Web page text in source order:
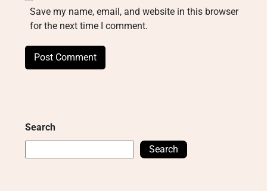
Save my name, email, and website in this browser
for the next time I comment.
Search
Search